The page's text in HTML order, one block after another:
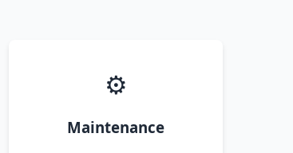
⚙️
Maintenance